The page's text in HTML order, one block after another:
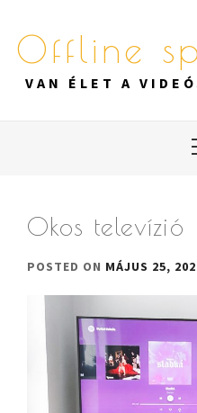
content
Offline
VAN ÉLET A
Okos televízió
POSTED ON MÁJUS 25,